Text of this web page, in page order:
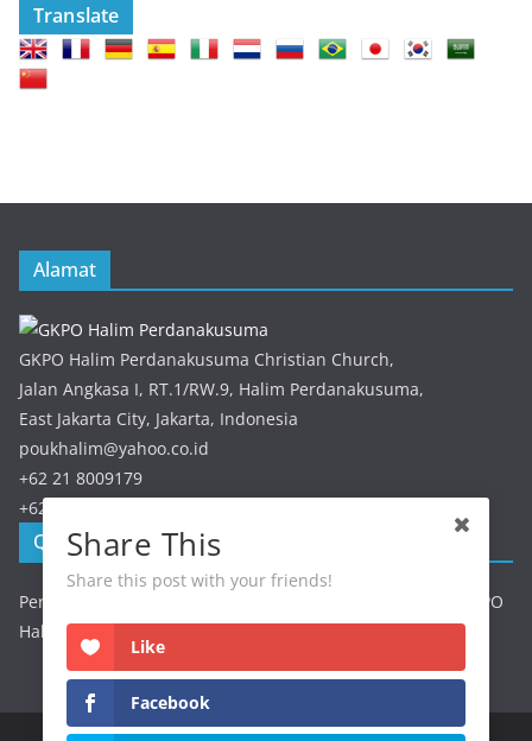
Translate
Alamat
GKPO Halim Perdanakusuma Christian Church,
Jalan Angkasa I, RT.1/RW.9, Halim Perdanakusuma,
East Jakarta City, Jakarta, Indonesia
poukhalim@yahoo.co.id
+62 21 8009179
+62 21 8009179
QRIS GKPO Halim
Persembahan / Perpuluhan dapat discan melalui QRIS GKPO
Halim
Share This
Share this post with your friends!
Like
Facebook